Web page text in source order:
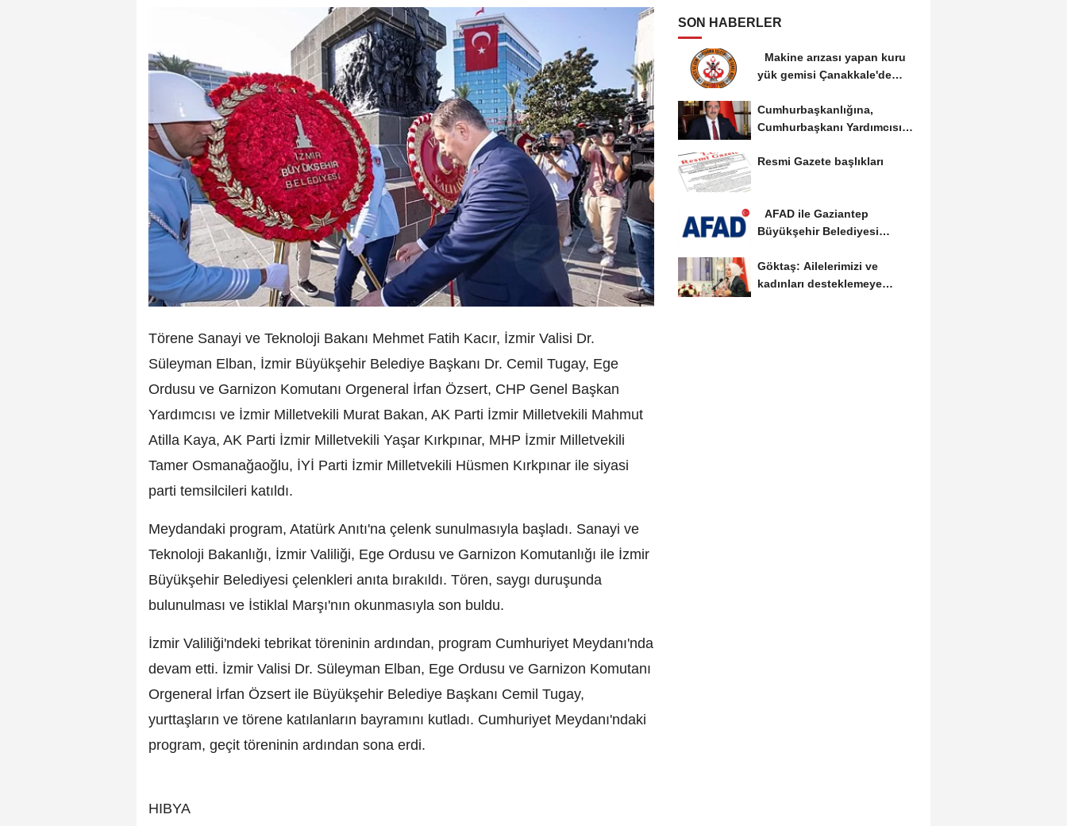
Törene Sanayi ve Teknoloji Bakanı Mehmet Fatih Kacır, İzmir Valisi Dr.
Süleyman Elban, İzmir Büyükşehir Belediye Başkanı Dr. Cemil Tugay, Ege
Ordusu ve Garnizon Komutanı Orgeneral İrfan Özsert, CHP Genel Başkan
Yardımcısı ve İzmir Milletvekili Murat Bakan, AK Parti İzmir Milletvekili Mahmut
Atilla Kaya, AK Parti İzmir Milletvekili Yaşar Kırkpınar, MHP İzmir Milletvekili
Tamer Osmanağaoğlu, İYİ Parti İzmir Milletvekili Hüsmen Kırkpınar ile siyasi
parti temsilcileri katıldı.
Meydandaki program, Atatürk Anıtı'na çelenk sunulmasıyla başladı. Sanayi ve
Teknoloji Bakanlığı, İzmir Valiliği, Ege Ordusu ve Garnizon Komutanlığı ile İzmir
Büyükşehir Belediyesi çelenkleri anıta bırakıldı. Tören, saygı duruşunda
bulunulması ve İstiklal Marşı'nın okunmasıyla son buldu.
İzmir Valiliği'ndeki tebrikat töreninin ardından, program Cumhuriyet Meydanı'nda
devam etti. İzmir Valisi Dr. Süleyman Elban, Ege Ordusu ve Garnizon Komutanı
Orgeneral İrfan Özsert ile Büyükşehir Belediye Başkanı Cemil Tugay,
yurttaşların ve törene katılanların bayramını kutladı. Cumhuriyet Meydanı'ndaki
program, geçit töreninin ardından sona erdi.
HIBYA
SON HABERLER
Makine arızası yapan kuru
yük gemisi Çanakkale'de
Cumhurbaşkanlığına,
Cumhurbaşkanı Yardımcısı
Resmi Gazete başlıkları
AFAD ile Gaziantep
Büyükşehir Belediyesi
Göktaş: Ailelerimizi ve
kadınları desteklemeye